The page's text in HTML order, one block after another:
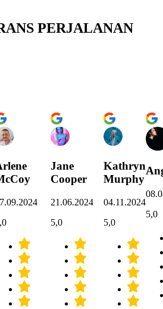
PERJALANAN
Jane
Cooper
21.06.2024
5,0
Kathryn
Murphy
04.11.2024
5,0
5,0